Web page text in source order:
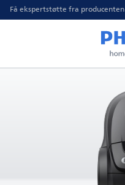
Få ekspertstøtte fra producenten